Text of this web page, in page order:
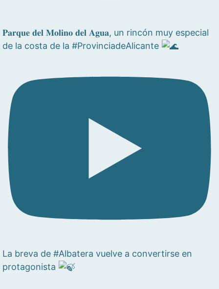
𝐏𝐚𝐫𝐪𝐮𝐞 𝐝𝐞𝐥 𝐌𝐨𝐥𝐢𝐧𝐨 𝐝𝐞𝐥 𝐀𝐠𝐮𝐚, un rincón muy especial
de la costa de la #ProvinciadeAlicante
La breva de #Albatera vuelve a convertirse en
protagonista